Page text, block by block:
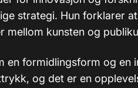
strategi. Hun forklarer
mellom kunsten og
en formidlingsform og en
og det er en